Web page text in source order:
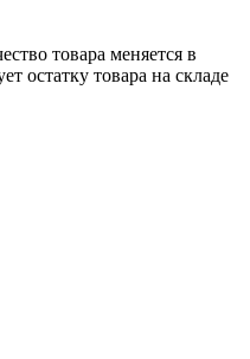
товара меняется в
остатку товара на складе